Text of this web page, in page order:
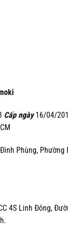
Cấp ngày16/04/
Phùng, Phường
4S Linh Đông,